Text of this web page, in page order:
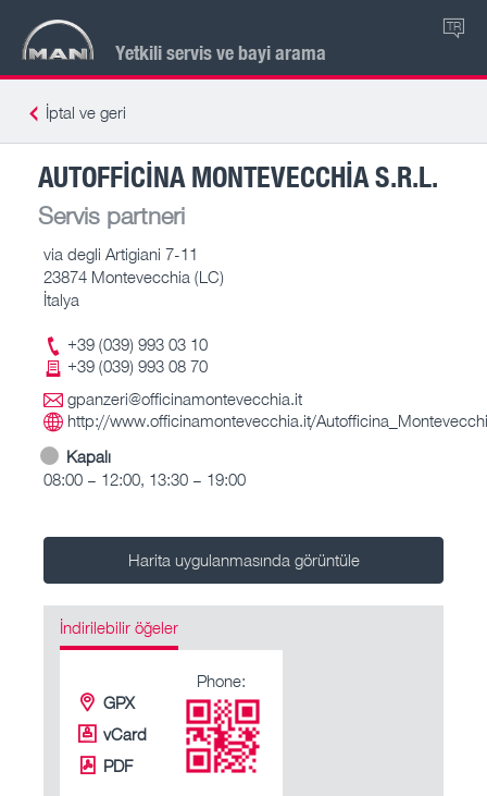
Yetkili servis ve bayi arama
TR
İptal ve geri
AUTOFFICINA MONTEVECCHIA S.R.L.
Servis partneri
via degli Artigiani 7-11
23874 Montevecchia (LC)
İtalya
+39 (039) 993 03 10
+39 (039) 993 08 70
gpanzeri@officinamontevecchia.it
http://www.officinamontevecchia.it/
Kapalı
08:00 – 12:00, 13:30 – 19:00
Harita uygulanmasında görüntüle
İndirilebilir öğeler
GPX
vCard
PDF
Phone: